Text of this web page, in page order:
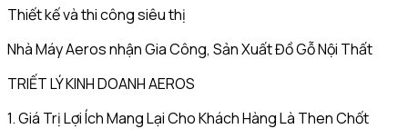
Thiết kế và thi công siêu thị
Nhà Máy Aeros nhận Gia Công, Sản Xuất Đồ Gỗ Nội Thất
TRIẾT LÝ KINH DOANH AEROS
1. Giá Trị Lợi Ích Mang Lại Cho Khách Hàng Là Then Chốt